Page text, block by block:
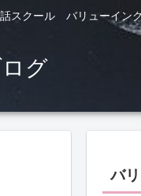
スクール バリューイン
グ
バ